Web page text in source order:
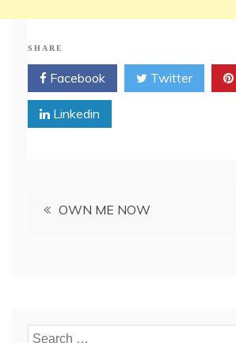
SHARE
Facebook Twitter
Linkedin
PostOWN ME NOW
Search